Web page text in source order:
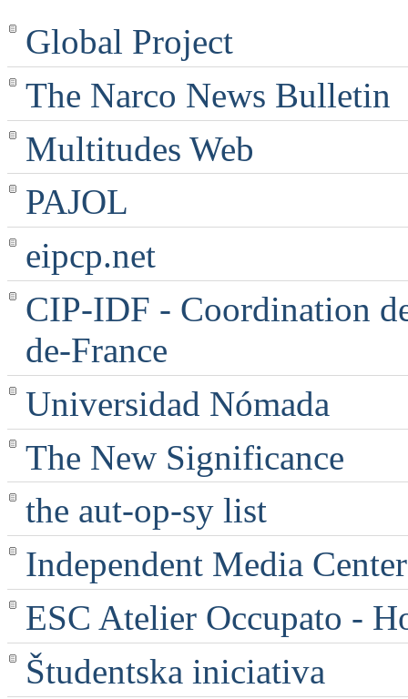
Global Project
The Narco News Bulletin
Multitudes Web
PAJOL
eipcp.net
CIP-IDF - Coordination
de-France
Universidad Nómada
The New Significance
the aut-op-sy list
Independent Media
ESC Atelier Occupato -
Študentska iniciativa